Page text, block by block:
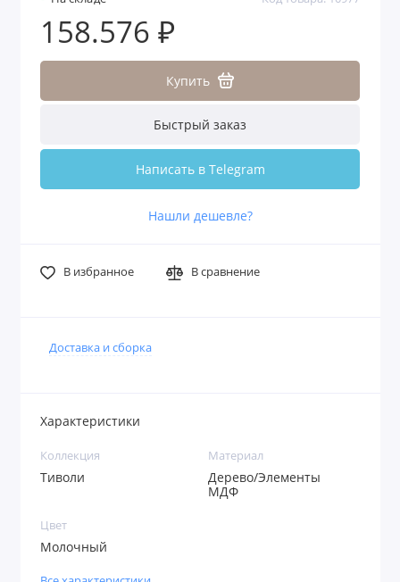
158.576 ₽
Купить
Быстрый заказ
Написать в Telegram
Нашли дешевле?
В избранное В сравнение
Доставка и сборка
Характеристики
Коллекция
Тиволи
Материал
Дерево/Элементы
МДФ
Цвет
Молочный